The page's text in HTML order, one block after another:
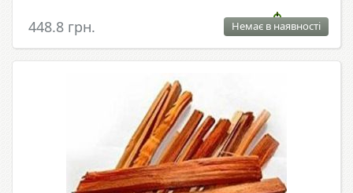
448.8 грн. Немає в наявності